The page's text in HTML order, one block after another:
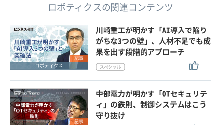
ロボティクスの関連コンテンツ
記事
ロボティクス
川崎重工が明かす「AI導入で陥り
がちな3つの壁」、人材不足でも成
果を出す段階的アプローチ
記事
中部電力が明かす「OTセキュリテ
ィ」の鉄則、制御システムはこう
守り抜け